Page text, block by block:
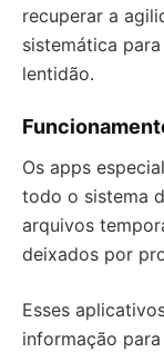
recuperar a
sistemática
lentidão.
Os apps
todo o sistema
arquivos
deixados por
Esses
informação